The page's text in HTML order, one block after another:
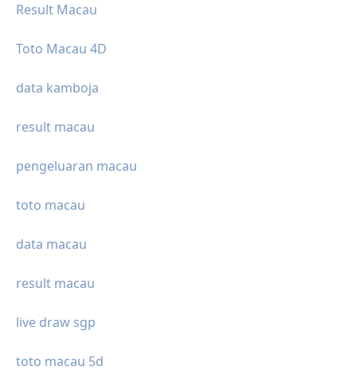
Result Macau
Toto Macau 4D
data kamboja
result macau
pengeluaran macau
toto macau
data macau
result macau
live draw sgp
toto macau 5d